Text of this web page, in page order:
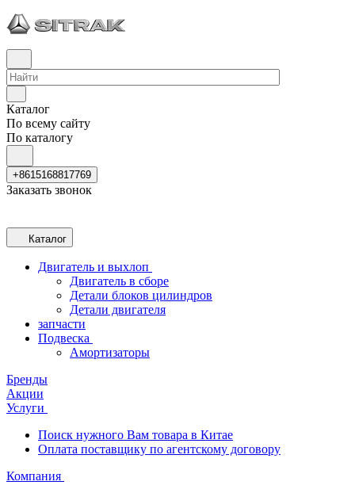
Каталог
По всему сайту
По каталогу
+8615168817769
Заказать звонок
Каталог
Двигатель и выхлоп
Двигатель в сборе
Детали блоков цилиндров
Детали двигателя
запчасти
Подвеска
Амортизаторы
Бренды
Акции
Услуги
Поиск нужного Вам товара в Китае
Оплата поставщику по агентскому договору
Компания